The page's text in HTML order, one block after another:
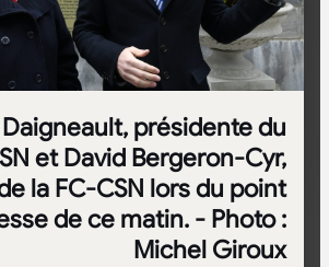
présidente du
et David Bergeron-Cyr,
la FC-CSN lors du point
de ce matin. - Photo :
Michel Giroux